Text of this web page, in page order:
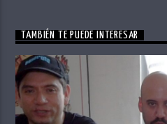
TAMBIÉN TE PUEDE INTERESAR